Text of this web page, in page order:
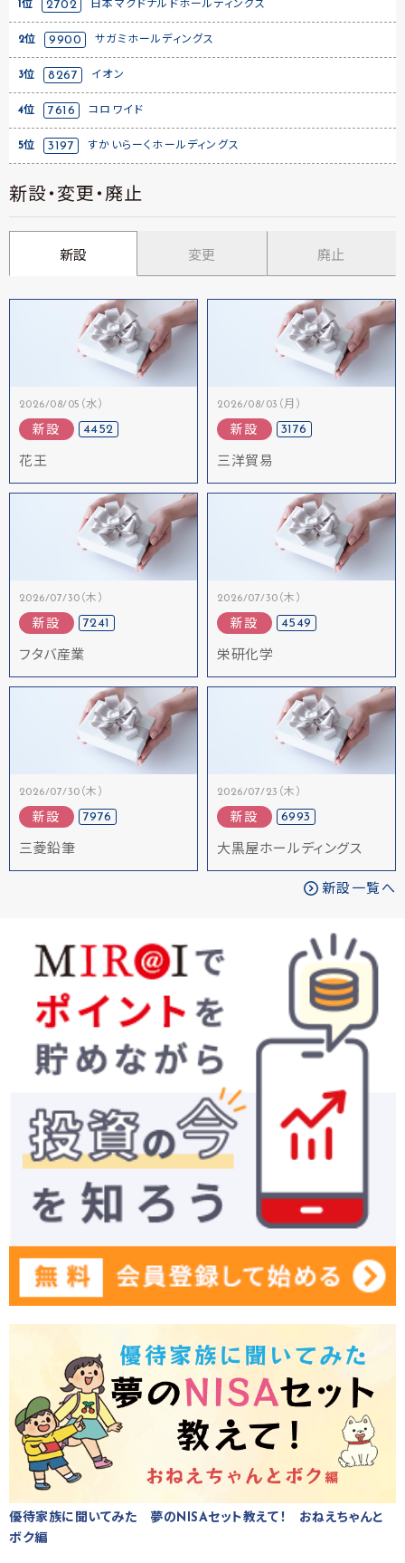
1位 2702 日本マクドナルドホールディングス
2位 9900 サガミホールディングス
3位 8267 イオン
4位 7616 コロワイド
5位 3197 すかいらーくホールディングス
新設・変更・廃止
新設 変更 廃止
2026/08/05（水）
新設 4452
花王
2026/08/03（月）
新設 3176
三洋貿易
2026/07/30（木）
新設 7241
フタバ産業
2026/07/30（木）
新設 4549
栄研化学
2026/07/30（木）
新設 7976
三菱鉛筆
2026/07/23（木）
新設 6993
大黒屋ホールディングス
新設一覧へ
優待家族に聞いてみた 夢のNISAセット教えて！ おねえちゃんと
ボク編